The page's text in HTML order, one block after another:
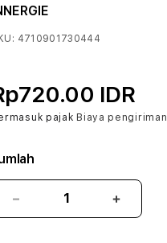
4710901730444
IDR
pajak Biaya pengiriman
Kurangi
jumlah
Tambah
jumlah